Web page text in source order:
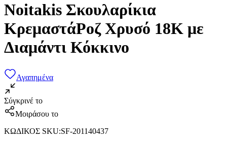
Noitakis Σκουλαρίκια
ΚρεμαστάΡοζ Χρυσό 18Κ με
Διαμάντι Κόκκινο
Αγαπημένα
Σύγκρινέ το
Μοιράσου το
ΚΩΔΙΚΟΣ SKU:SF-201140437